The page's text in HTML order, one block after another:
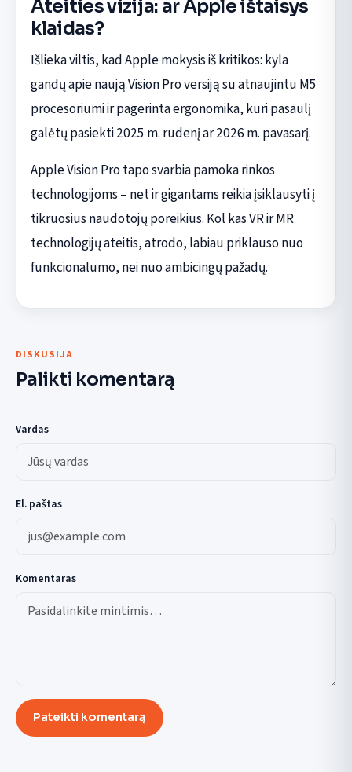
Ateities vizija: ar Apple ištaisys
klaidas?
Išlieka viltis, kad Apple mokysis iš kritikos: kyla
gandų apie naują Vision Pro versiją su atnaujintu M5
procesoriumi ir pagerinta ergonomika, kuri pasaulį
galėtų pasiekti 2025 m. rudenį ar 2026 m. pavasarį.
Apple Vision Pro tapo svarbia pamoka rinkos
technologijoms – net ir gigantams reikia įsiklausyti į
tikruosius naudotojų poreikius. Kol kas VR ir MR
technologijų ateitis, atrodo, labiau priklauso nuo
funkcionalumo, nei nuo ambicingų pažadų.
DISKUSIJA
Palikti komentarą
Vardas
El. paštas
Komentaras
Pateikti komentarą